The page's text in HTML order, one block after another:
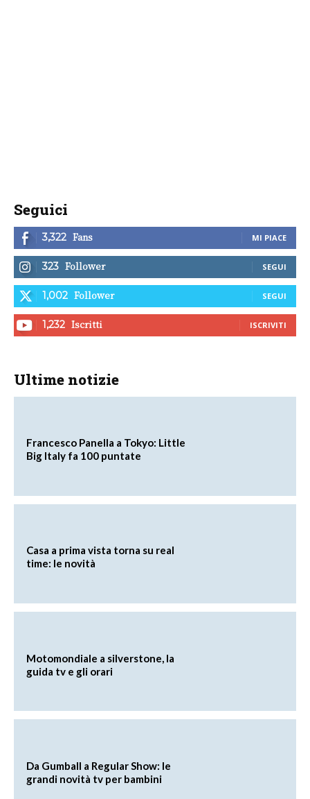
Seguici
3,322 Fans MI PIACE
323 Follower SEGUI
1,002 Follower SEGUI
1,232 Iscritti ISCRIVITI
Ultime notizie
Francesco Panella a Tokyo: Little
Big Italy fa 100 puntate
Casa a prima vista torna su real
time: le novità
Motomondiale a silverstone, la
guida tv e gli orari
Da Gumball a Regular Show: le
grandi novità tv per bambini